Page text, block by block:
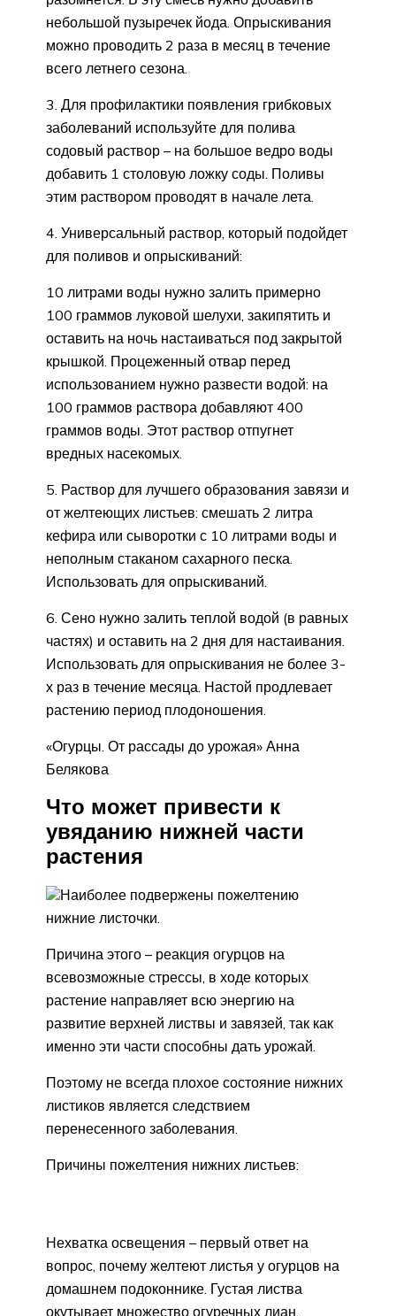
небольшой пузыречек йода. Опрыскивания
можно проводить 2 раза в месяц в течение
всего летнего сезона.
3. Для профилактики появления грибковых
заболеваний используйте для полива
содовый раствор – на большое ведро воды
добавить 1 столовую ложку соды. Поливы
этим раствором проводят в начале лета.
4. Универсальный раствор, который подойдет
для поливов и опрыскиваний:
10 литрами воды нужно залить примерно
100 граммов луковой шелухи, закипятить и
оставить на ночь настаиваться под закрытой
крышкой. Процеженный отвар перед
использованием нужно развести водой: на
100 граммов раствора добавляют 400
граммов воды. Этот раствор отпугнет
вредных насекомых.
5. Раствор для лучшего образования завязи и
от желтеющих листьев: смешать 2 литра
кефира или сыворотки с 10 литрами воды и
неполным стаканом сахарного песка.
Использовать для опрыскиваний.
6. Сено нужно залить теплой водой (в равных
частях) и оставить на 2 дня для настаивания.
Использовать для опрыскивания не более 3-
х раз в течение месяца. Настой продлевает
растению период плодоношения.
«Огурцы. От рассады до урожая» Анна
Белякова
Что может привести к
увяданию нижней части
растения
Наиболее подвержены пожелтению
нижние листочки.
Причина этого – реакция огурцов на
всевозможные стрессы, в ходе которых
растение направляет всю энергию на
развитие верхней листвы и завязей, так как
именно эти части способны дать урожай.
Поэтому не всегда плохое состояние нижних
листиков является следствием
перенесенного заболевания.
Причины пожелтения нижних листьев:
Нехватка освещения – первый ответ на
вопрос, почему желтеют листья у огурцов на
домашнем подоконнике. Густая листва
окутывает множество огуречных лиан,